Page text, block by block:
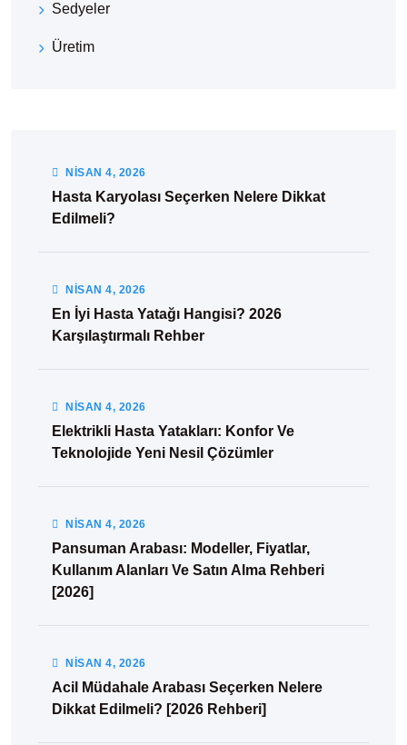
Sedyeler
Üretim
NISAN4, 2026
Hasta Karyolası Seçerken Nelere Dikkat
Edilmeli?
NISAN4, 2026
En İyi Hasta Yatağı Hangisi? 2026
Karşılaştırmalı Rehber
NISAN4, 2026
Elektrikli Hasta Yatakları: Konfor Ve
Teknolojide Yeni Nesil Çözümler
NISAN4, 2026
Pansuman Arabası: Modeller, Fiyatlar,
Kullanım Alanları Ve Satın Alma Rehberi
[2026]
NISAN4, 2026
Acil Müdahale Arabası Seçerken Nelere
Dikkat Edilmeli? [2026 Rehberi]